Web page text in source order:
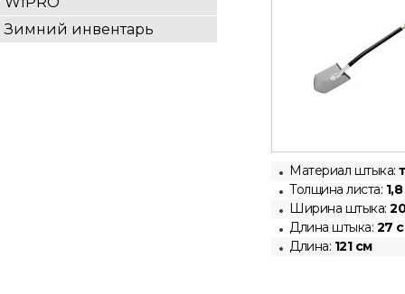
Зимний инвентарь
Материал штыка:
Толщина листа:
Ширина штыка:
Длина штыка: 27
Длина: 121 см